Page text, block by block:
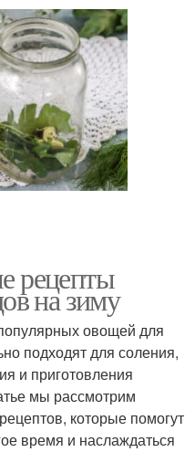
рецепты
на зиму
овощей для
подходят для соления,
и приготовления
мы рассмотрим
которые помогут
время и наслаждаться